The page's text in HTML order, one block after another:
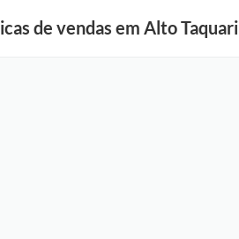
de vendas em Alto Taquari